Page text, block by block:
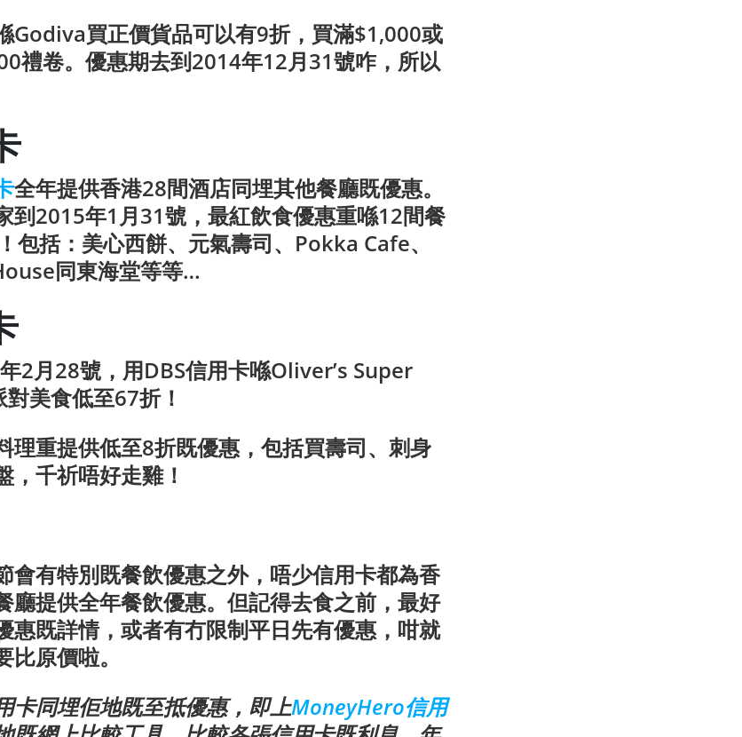
Godiva買正價貨品可以有9折，買滿$1,000或
禮卷。優惠期去到2014年12月31號咋，所以
全年提供香港28間酒店同埋其他餐廳既優惠。
到2015年1月31號，最紅飲食優惠重喺12間餐
包括：美心西餅、元氣壽司、Pokka Cafe、
同東海堂等等…
2月28號，用DBS信用卡喺Oliver’s Super
美食低至67折！
理重提供低至8折既優惠，包括買壽司、刺身
，千祈唔好走雞！
會有特別既餐飲優惠之外，唔少信用卡都為香
廳提供全年餐飲優惠。但記得去食之前，最好
惠既詳情，或者有冇限制平日先有優惠，咁就
原價啦。
卡同埋佢地既至抵優惠，即上MoneyHero信用